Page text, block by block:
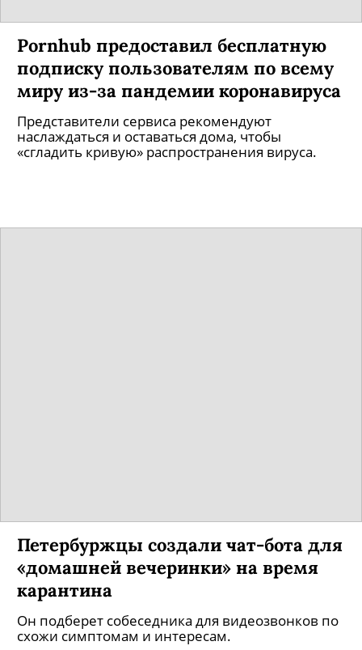
Pornhub предоставил бесплатную
подписку пользователям по всему
миру из-за пандемии коронавируса
Представители сервиса рекомендуют
наслаждаться и оставаться дома, чтобы
«сгладить кривую» распространения вируса.
Петербуржцы создали чат-бота для
«домашней вечеринки» на время
карантина
Он подберет собеседника для видеозвонков по